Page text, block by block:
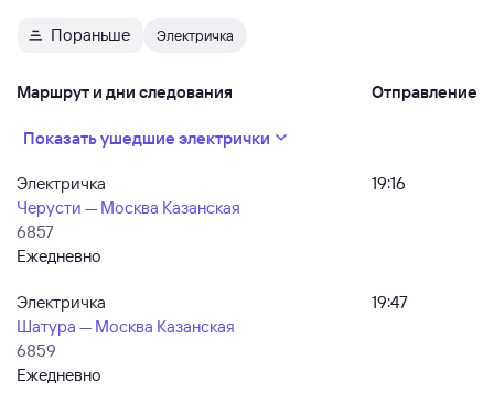
Пораньше Электричка
Маршрут и дни следования Отправление
Показать ушедшие электрички
Электричка
Черусти — Москва Казанская
6857
Ежедневно
19:16
Электричка
Шатура — Москва Казанская
6859
Ежедневно
19:47